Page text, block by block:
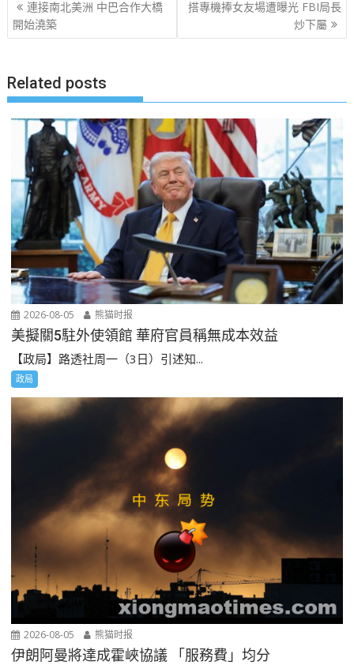
文
章
連接南北美洲 中巴合作大橋
開始澆築
搭專機捧女友場遭曝光 FBI局長
炒下屬
Related posts
2026-08-05 熊猫时报
美擬關5駐外使領館 華府官員稱無成本效益
【政局】路透社周一（3日）引述知...
政局
2026-08-05 熊猫时报
伊朗阿曼將達成霍峽協議 「服務費」均分